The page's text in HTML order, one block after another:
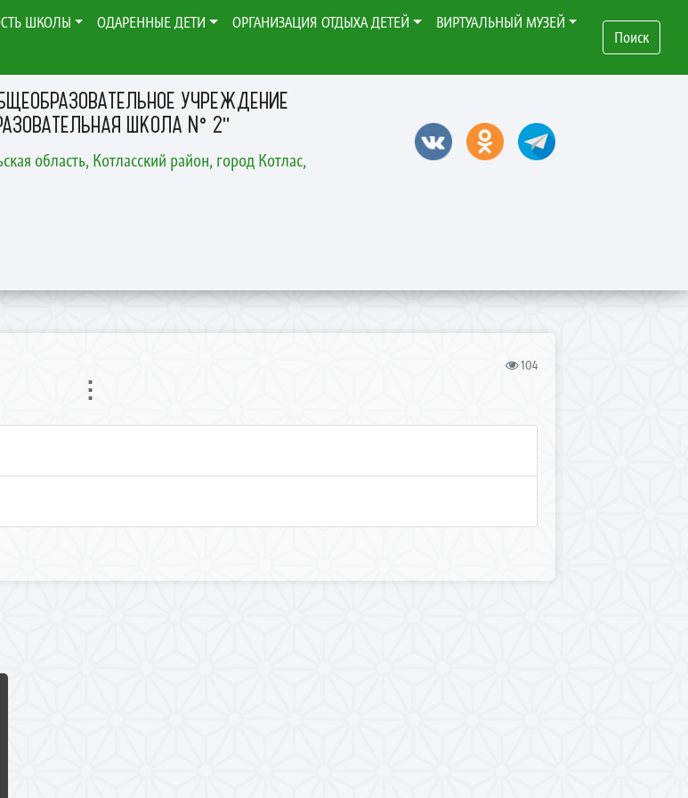
УЧРЕЖДЕНИЕ
ШКОЛА № 2"
область, Котласский район, город Котлас,
ШКОЛЫ ОДАРЕННЫЕ ДЕТИ ОРГАНИЗАЦИЯ ОТДЫХА ДЕТЕЙ
ВИРТУАЛЬНЫЙ МУЗЕЙ
Поиск
104
⋮